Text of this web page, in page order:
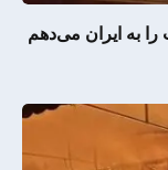
به ایران می‌دهم